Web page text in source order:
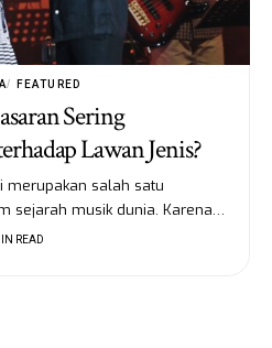
FEATURED
Sering
Lawan Jenis?
merupakan salah satu
sejarah musik dunia. Karena…
READ